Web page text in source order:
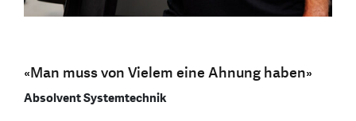
«Man muss von Vielem eine Ahnung haben»
Absolvent Systemtechnik